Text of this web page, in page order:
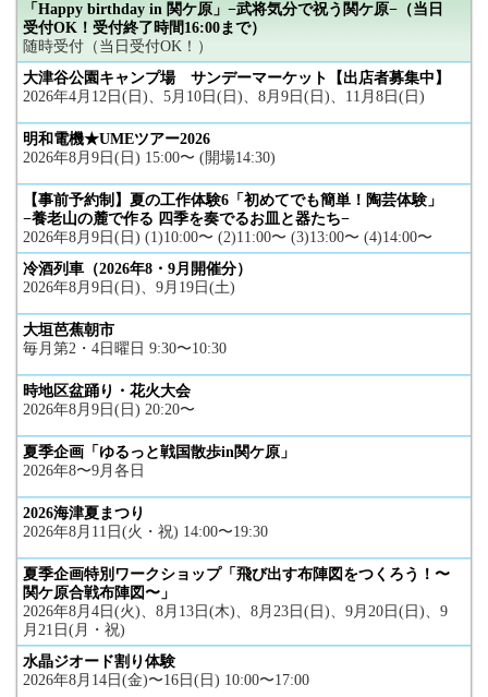
「Happy birthday in 関ケ原」−武将気分で祝う関ケ原−（当日
受付OK！受付終了時間16:00まで）
随時受付（当日受付OK！）
大津谷公園キャンプ場 サンデーマーケット【出店者募集中】
2026年4月12日(日)、5月10日(日)、8月9日(日)、11月8日(日)
明和電機★UMEツアー2026
2026年8月9日(日) 15:00〜 (開場14:30)
【事前予約制】夏の工作体験6「初めてでも簡単！陶芸体験」
−養老山の麓で作る 四季を奏でるお皿と器たち−
2026年8月9日(日) (1)10:00〜 (2)11:00〜 (3)13:00〜 (4)14:00〜
冷酒列車（2026年8・9月開催分）
2026年8月9日(日)、9月19日(土)
大垣芭蕉朝市
毎月第2・4日曜日 9:30〜10:30
時地区盆踊り・花火大会
2026年8月9日(日) 20:20〜
夏季企画「ゆるっと戦国散歩in関ケ原」
2026年8〜9月各日
2026海津夏まつり
2026年8月11日(火・祝) 14:00〜19:30
夏季企画特別ワークショップ「飛び出す布陣図をつくろう！〜
関ケ原合戦布陣図〜」
2026年8月4日(火)、8月13日(木)、8月23日(日)、9月20日(日)、9
月21日(月・祝)
水晶ジオード割り体験
2026年8月14日(金)〜16日(日) 10:00〜17:00